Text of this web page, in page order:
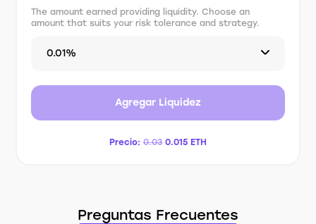
The amount earned providing liquidity. Choose an
amount that suits your risk tolerance and strategy.
0.01%
Agregar Liquidez
Precio: 0.03 0.015 ETH
Preguntas Frecuentes